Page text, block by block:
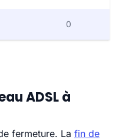
0
ADSL à
fermeture. La fin de